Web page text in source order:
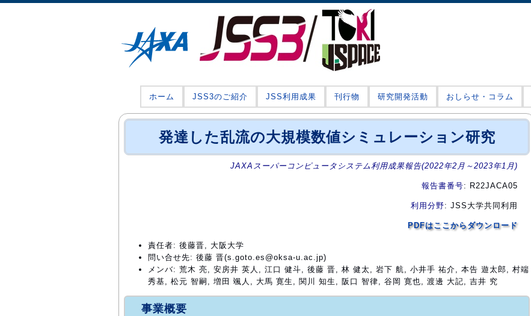
ホーム JSS3のご紹介 JSS利用成果 刊行物 研究開発活動 おしらせ・コラム
発達した乱流の大規模数値シミュレーション研究
JAXAスーパーコンピュータシステム利用成果報告(2022年2月～2023年1月)
報告書番号: R22JACA05
利用分野: JSS大学共同利用
PDFはここからダウンロード
責任者: 後藤晋, 大阪大学
問い合せ先: 後藤 晋(s.goto.es@oksa-u.ac.jp)
メンバ: 荒木 亮, 安房井 英人, 江口 健斗, 後藤 晋, 林 健太, 岩下 航, 小井手 祐介, 本告 遊太郎, 村端
秀基, 松元 智嗣, 増田 颯人, 大馬 寛生, 関川 知生, 阪口 智律, 谷岡 寛也, 渡邊 大記, 吉井 究
事業概要